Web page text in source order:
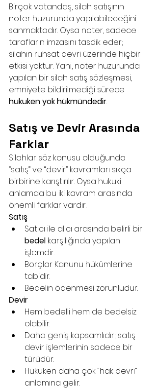
Birçok vatandaş, silah satışının
noter huzurunda yapılabileceğini
sanmaktadır. Oysa noter, sadece
tarafların imzasını tasdik eder;
silahın ruhsat devri üzerinde hiçbir
etkisi yoktur. Yani, noter huzurunda
yapılan bir silah satış sözleşmesi,
emniyete bildirilmediği sürece
hukuken yok hükmündedir.
Satış ve Devir Arasında
Farklar
Silahlar söz konusu olduğunda
“satış” ve “devir” kavramları sıkça
birbirine karıştırılır. Oysa hukuki
anlamda bu iki kavram arasında
önemli farklar vardır.
Satış
Satıcı ile alıcı arasında belirli bir
bedel karşılığında yapılan
işlemdir.
Borçlar Kanunu hükümlerine
tabidir.
Bedelin ödenmesi zorunludur.
Devir
Hem bedelli hem de bedelsiz
olabilir.
Daha geniş kapsamlıdır; satış
devir işlemlerinin sadece bir
türüdür.
Hukuken daha çok “hak devri”
anlamına gelir.